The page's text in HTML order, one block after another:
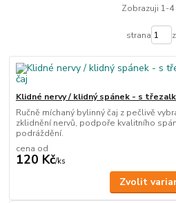
Zobrazuji 1-4
strana
Klidné nervy / klidný spánek - s
Ručně míchaný bylinný čaj z pečlivě
zklidnění nervů, podpoře kvalitního
podráždění.
cena od
120 Kč/ks
Zvolit